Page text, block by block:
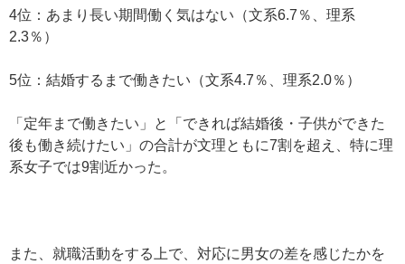
4位：あまり長い期間働く気はない（文系6.7％、理系
2.3％）
5位：結婚するまで働きたい（文系4.7％、理系2.0％）
「定年まで働きたい」と「できれば結婚後・子供ができた
後も働き続けたい」の合計が文理ともに7割を超え、特に理
系女子では9割近かった。
また、就職活動をする上で、対応に男女の差を感じたかを